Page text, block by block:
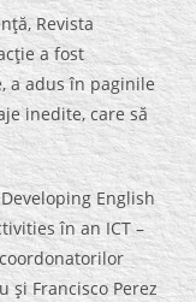
Revista
a fost
a adus în paginile
inedite, care să
English
în an ICT –
şi Francisco Perez